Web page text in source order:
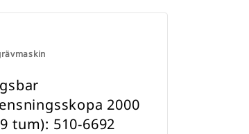
2000
tum): 510-6692